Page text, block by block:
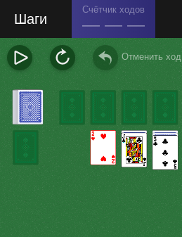
Шаги
Счётчик ходов
— — —
Отменить ход